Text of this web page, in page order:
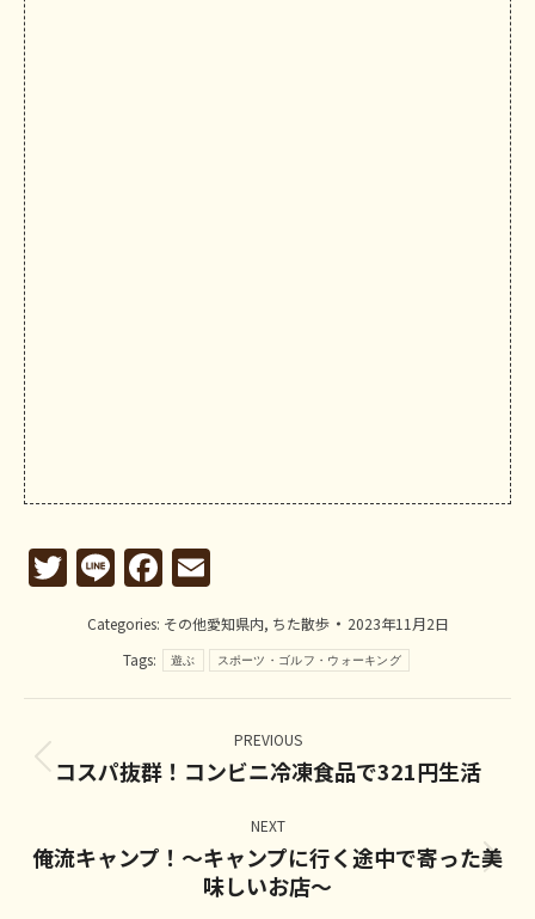
Twitter
LineFacebook
Categories: その他愛知県内, ちた散歩
2023年11月2日
Tags:
遊ぶ スポーツ・ゴルフ・ウォーキング
Post
navigation
PREVIOUS
Previous
コスパ抜群！コンビニ冷凍食品で321円生活
NEXT
Next
post:
俺流キャンプ！～キャンプに行く途中で寄った美
味しいお店～